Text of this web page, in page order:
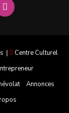
Instagram
|
Centre Culturel
Annonces